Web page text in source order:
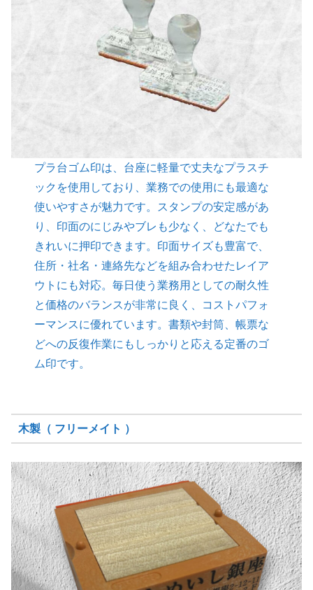
プラ台ゴム印は、台座に軽量で丈夫なプラスチ
ックを使用しており、業務での使用にも最適な
使いやすさが魅力です。スタンプの安定感があ
り、印面のにじみやブレも少なく、どなたでも
きれいに押印できます。印面サイズも豊富で、
住所・社名・連絡先などを組み合わせたレイア
ウトにも対応。毎日使う業務用としての耐久性
と価格のバランスが非常に良く、コストパフォ
ーマンスに優れています。書類や封筒、帳票な
どへの反復作業にもしっかりと応える定番のゴ
ム印です。
木製（ フリーメイト ）